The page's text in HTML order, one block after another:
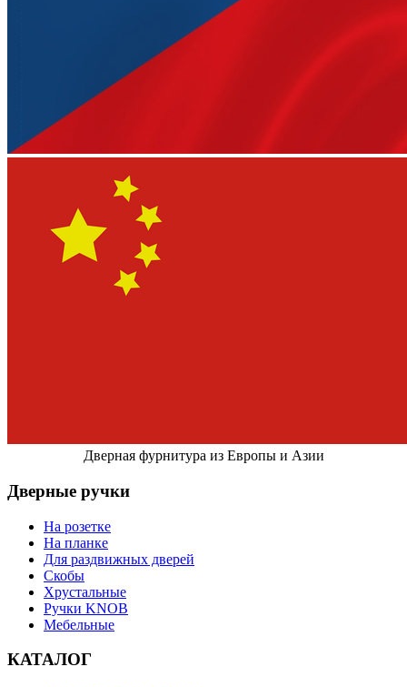
Дверная фурнитура из Европы и Азии
Дверные ручки
На розетке
На планке
Для раздвижных дверей
Скобы
Хрустальные
Ручки KNOB
Мебельные
КАТАЛОГ